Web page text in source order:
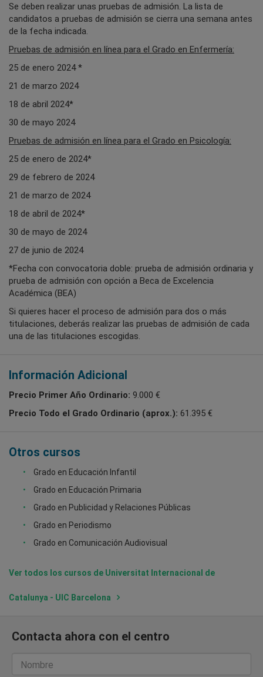
Se deben realizar unas pruebas de admisión. La lista de
candidatos a pruebas de admisión se cierra una semana antes
de la fecha indicada.
Pruebas de admisión en línea para el Grado en Enfermería:
25 de enero 2024 *
21 de marzo 2024
18 de abril 2024*
30 de mayo 2024
Pruebas de admisión en línea para el Grado en Psicología:
25 de enero de 2024*
29 de febrero de 2024
21 de marzo de 2024
18 de abril de 2024*
30 de mayo de 2024
27 de junio de 2024
*Fecha con convocatoria doble: prueba de admisión ordinaria y
prueba de admisión con opción a Beca de Excelencia
Académica (BEA)
Si quieres hacer el proceso de admisión para dos o más
titulaciones, deberás realizar las pruebas de admisión de cada
una de las titulaciones escogidas.
Información Adicional
Precio Primer Año Ordinario: 9.000 €
Precio Todo el Grado Ordinario (aprox.): 61.395 €
Otros cursos
Grado en Educación Infantil
Grado en Educación Primaria
Grado en Publicidad y Relaciones Públicas
Grado en Periodismo
Grado en Comunicación Audiovisual
Ver todos los cursos de Universitat Internacional de
Catalunya - UIC Barcelona
Contacta ahora con el centro
Nombre